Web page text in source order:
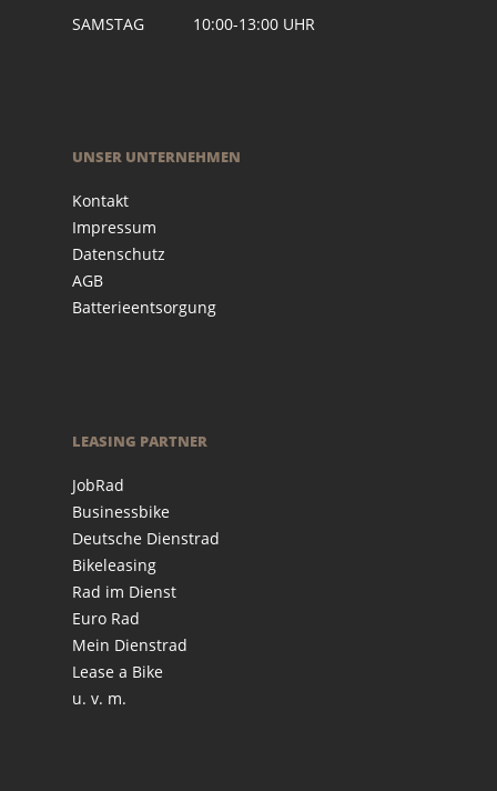
SAMSTAG 10:00-13:00 UHR
UNSER UNTERNEHMEN
Kontakt
Impressum
Datenschutz
AGB
Batterieentsorgung
LEASING PARTNER
JobRad
Businessbike
Deutsche Dienstrad
Bikeleasing
Rad im Dienst
Euro Rad
Mein Dienstrad
Lease a Bike
u. v. m.